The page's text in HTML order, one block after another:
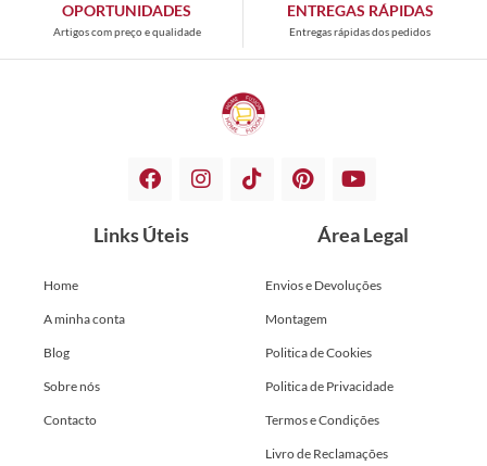
OPORTUNIDADES
Artigos com preço e qualidade
ENTREGAS RÁPIDAS
Entregas rápidas dos pedidos
Links Úteis
Home
A minha conta
Blog
Sobre nós
Contacto
Área Legal
Envios e Devoluções
Montagem
Politica de Cookies
Politica de Privacidade
Termos e Condições
Livro de Reclamações